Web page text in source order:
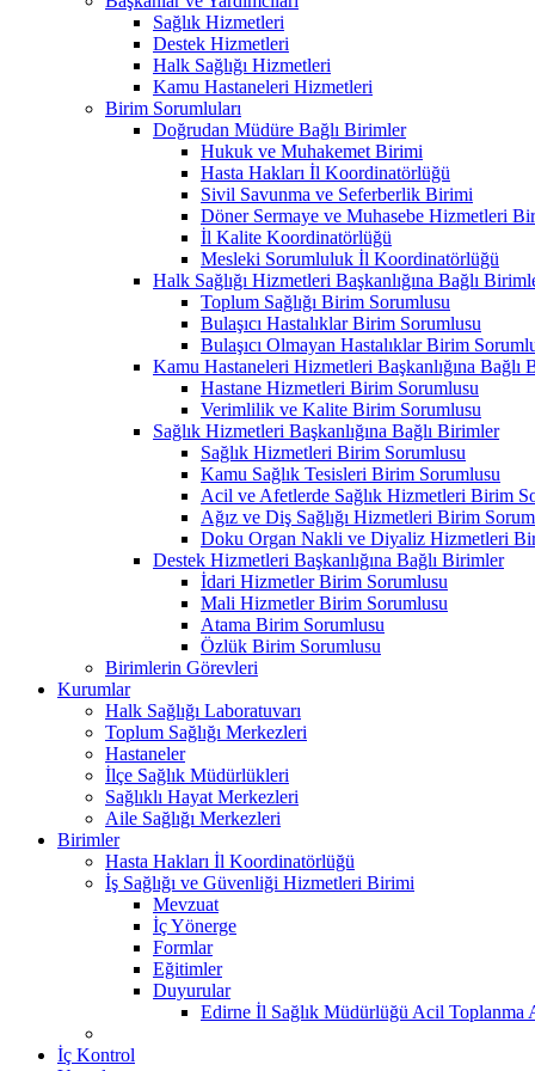
Sağlık Hizmetleri
Destek Hizmetleri
Halk Sağlığı Hizmetleri
Kamu Hastaneleri Hizmetleri
Birim Sorumluları
Doğrudan Müdüre Bağlı Birimler
Hukuk ve Muhakemet Birimi
Hasta Hakları İl Koordinatörlüğü
Sivil Savunma ve Seferberlik Birimi
Döner Sermaye ve Muhasebe Hizmetleri
İl Kalite Koordinatörlüğü
Mesleki Sorumluluk İl Koordinatörlüğü
Halk Sağlığı Hizmetleri Başkanlığına Bağlı
Toplum Sağlığı Birim Sorumlusu
Bulaşıcı Hastalıklar Birim Sorumlusu
Bulaşıcı Olmayan Hastalıklar Birim
Kamu Hastaneleri Hizmetleri Başkanlığına Bağlı
Hastane Hizmetleri Birim Sorumlusu
Verimlilik ve Kalite Birim Sorumlusu
Sağlık Hizmetleri Başkanlığına Bağlı Birimler
Sağlık Hizmetleri Birim Sorumlusu
Kamu Sağlık Tesisleri Birim Sorumlusu
Acil ve Afetlerde Sağlık Hizmetleri Birim
Ağız ve Diş Sağlığı Hizmetleri Birim
Doku Organ Nakli ve Diyaliz Hizmetleri
Destek Hizmetleri Başkanlığına Bağlı Birimler
İdari Hizmetler Birim Sorumlusu
Mali Hizmetler Birim Sorumlusu
Atama Birim Sorumlusu
Özlük Birim Sorumlusu
Birimlerin Görevleri
Kurumlar
Halk Sağlığı Laboratuvarı
Toplum Sağlığı Merkezleri
Hastaneler
İlçe Sağlık Müdürlükleri
Sağlıklı Hayat Merkezleri
Aile Sağlığı Merkezleri
Birimler
Hasta Hakları İl Koordinatörlüğü
İş Sağlığı ve Güvenliği Hizmetleri Birimi
Mevzuat
İç Yönerge
Formlar
Eğitimler
Duyurular
Edirne İl Sağlık Müdürlüğü Acil Toplanma
İç Kontrol